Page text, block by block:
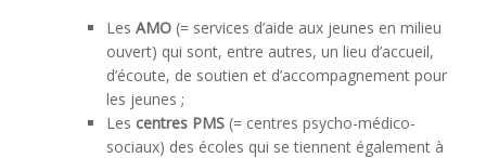
Les AMO (= services d’aide aux jeunes en milieu
ouvert) qui sont, entre autres, un lieu d’accueil,
d’écoute, de soutien et d’accompagnement pour
les jeunes ;
Les centres PMS (= centres psycho-médico-
sociaux) des écoles qui se tiennent également à